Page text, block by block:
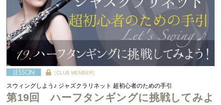
［CLUB MEMBER］
スウィングしよう♪ ジャズクラリネット 超初心者のための手引
第19回 ハーフタンギングに挑戦してみよ